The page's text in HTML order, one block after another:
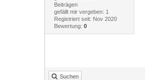
Beiträgen
gefällt mir vergeben: 1
Registriert seit: Nov 2020
Bewertung: 0
Suchen